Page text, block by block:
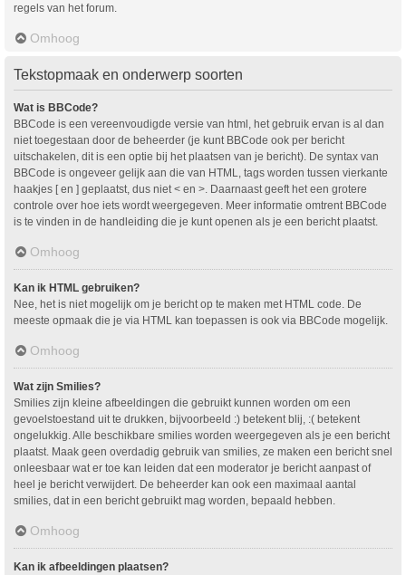
regels van het forum.
Omhoog
Tekstopmaak en onderwerp soorten
Wat is BBCode?
BBCode is een vereenvoudigde versie van html, het gebruik ervan is al dan
niet toegestaan door de beheerder (je kunt BBCode ook per bericht
uitschakelen, dit is een optie bij het plaatsen van je bericht). De syntax van
BBCode is ongeveer gelijk aan die van HTML, tags worden tussen vierkante
haakjes [ en ] geplaatst, dus niet < en >. Daarnaast geeft het een grotere
controle over hoe iets wordt weergegeven. Meer informatie omtrent BBCode
is te vinden in de handleiding die je kunt openen als je een bericht plaatst.
Omhoog
Kan ik HTML gebruiken?
Nee, het is niet mogelijk om je bericht op te maken met HTML code. De
meeste opmaak die je via HTML kan toepassen is ook via BBCode mogelijk.
Omhoog
Wat zijn Smilies?
Smilies zijn kleine afbeeldingen die gebruikt kunnen worden om een
gevoelstoestand uit te drukken, bijvoorbeeld :) betekent blij, :( betekent
ongelukkig. Alle beschikbare smilies worden weergegeven als je een bericht
plaatst. Maak geen overdadig gebruik van smilies, ze maken een bericht snel
onleesbaar wat er toe kan leiden dat een moderator je bericht aanpast of
heel je bericht verwijdert. De beheerder kan ook een maximaal aantal
smilies, dat in een bericht gebruikt mag worden, bepaald hebben.
Omhoog
Kan ik afbeeldingen plaatsen?